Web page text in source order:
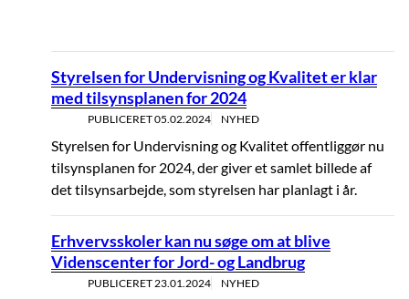
Styrelsen for Undervisning og Kvalitet er klar
med tilsynsplanen for 2024
PUBLICERET05.02.2024 NYHED
Styrelsen for Undervisning og Kvalitet offentliggør nu
tilsynsplanen for 2024, der giver et samlet billede af
det tilsynsarbejde, som styrelsen har planlagt i år.
Erhvervsskoler kan nu søge om at blive
Videnscenter for Jord- og Landbrug
PUBLICERET 23.01.2024 NYHED